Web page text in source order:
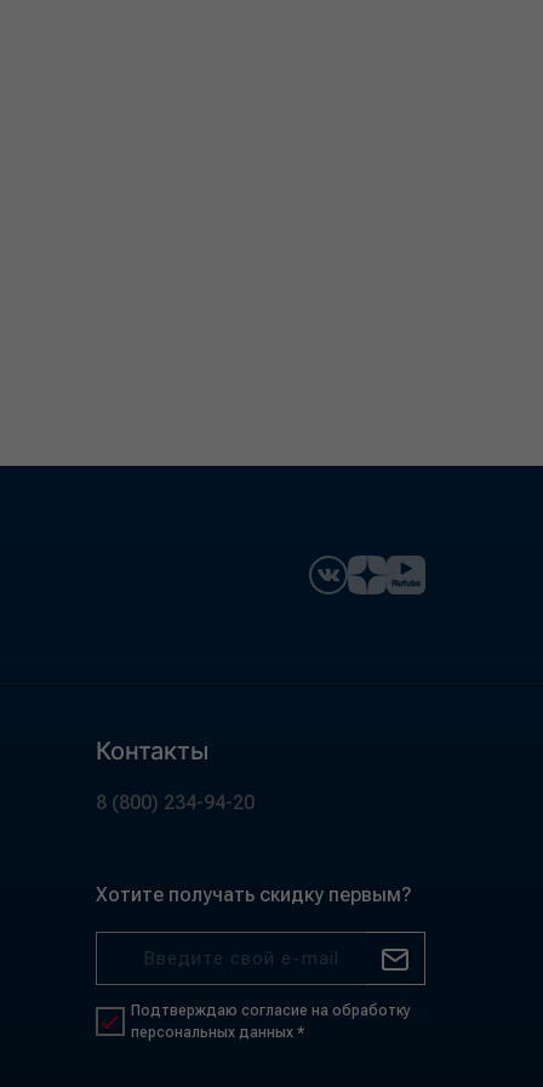
Контакты
8 (800) 234-94-20
Хотите получать скидку первым?
Подтверждаю согласие на обработку
персональных данных *